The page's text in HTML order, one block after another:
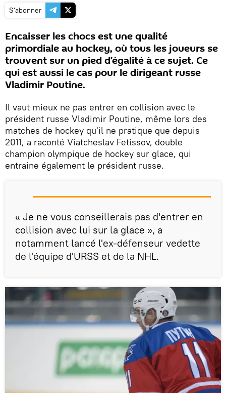
S'abonner
Encaisser les chocs est une qualité
primordiale au hockey, où tous les joueurs se
trouvent sur un pied d’égalité à ce sujet. Ce
qui est aussi le cas pour le dirigeant russe
Vladimir Poutine.
Il vaut mieux ne pas entrer en collision avec le
président russe Vladimir Poutine, même lors des
matches de hockey qu'il ne pratique que depuis
2011, a raconté Viatcheslav Fetissov, double
champion olympique de hockey sur glace, qui
entraine également le président russe.
« Je ne vous conseillerais pas d'entrer en
collision avec lui sur la glace », a
notamment lancé l'ex-défenseur vedette
de l'équipe d'URSS et de la NHL.